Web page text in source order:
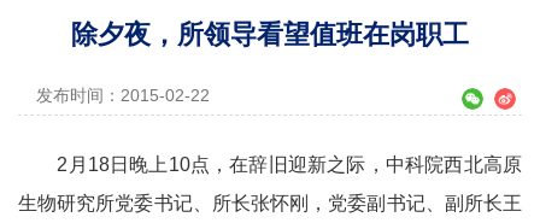
除夕夜，所领导看望值班在岗职工
发布时间：2015-02-22
2月18日晚上10点，在辞旧迎新之际，中科院西北高原
生物研究所党委书记、所长张怀刚，党委副书记、副所长王